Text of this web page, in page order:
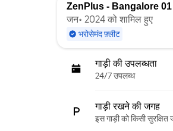
ZenPlus - Bangalore 01
जन॰ 2024 को शामिल हुए
भरोसेमंद फ़्लीट
गाड़ी की उपलब्धता
24/7 उपलब्ध
गाड़ी रखने की जगह
इस गाड़ी को किसी